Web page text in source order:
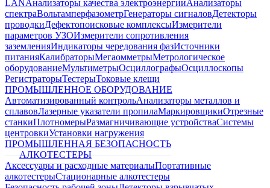
LANАнализаторы качества электроэнергииАнализаторы
спектраВольтамперфазометрГенераторы сигналовДетекторы
проводкиДефектопоисковые комплексыИзмерители
параметров УЗОИзмерители сопротивления
заземленияИндикаторы чередования фазИсточники
питанияКалибраторыМегаомметрыМетрологическое
оборудованиеМультиметрыОсциллографыОсциллоскопы
РегистраторыТестерыТоковые клещи
ПРОМЫШЛЕННОЕ ОБОРУДОВАНИЕ
Автоматизированный контрольАнализаторы металлов и
сплавовЛазерные указатели пропилаМаркировщикиОтрезные
станкиПлотномерыРазмагничивающие устройстваСистемы
центровкиУстановки нагружения
ПРОМЫШЛЕННАЯ БЕЗОПАСНОСТЬ
АЛКОТЕСТЕРЫ
Аксессуары и расходные материалыПортативные
алкотестерыСтационарные алкотестеры